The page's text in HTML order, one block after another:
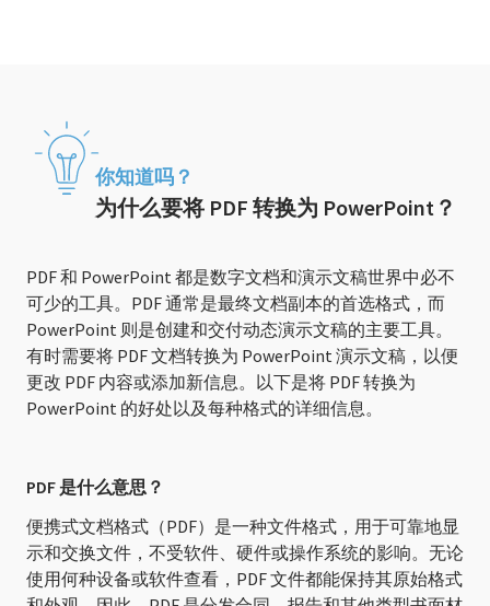
你知道吗？
为什么要将 PDF 转换为 PowerPoint？
PDF 和 PowerPoint 都是数字文档和演示文稿世界中必不
可少的工具。PDF 通常是最终文档副本的首选格式，而
PowerPoint 则是创建和交付动态演示文稿的主要工具。
有时需要将 PDF 文档转换为 PowerPoint 演示文稿，以便
更改 PDF 内容或添加新信息。以下是将 PDF 转换为
PowerPoint 的好处以及每种格式的详细信息。
PDF 是什么意思？
便携式文档格式（PDF）是一种文件格式，用于可靠地显
示和交换文件，不受软件、硬件或操作系统的影响。无论
使用何种设备或软件查看，PDF 文件都能保持其原始格式